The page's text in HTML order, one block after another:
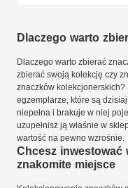
Dlaczego warto
Dlaczego warto zbierać
zbierać swoją kolekcję czy
znaczków
egzemplarze, które są
niepełna i brakuje w niej
uzupełnisz ją właśnie w
wartość na pewno wzrośnie.
Chcesz inwestować
znakomite miejsce